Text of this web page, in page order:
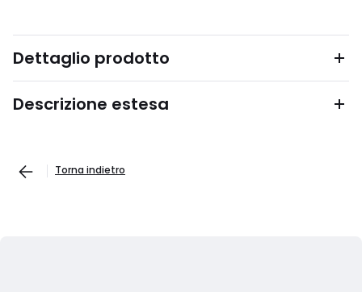
Dettaglio prodotto
Descrizione estesa
Torna indietro